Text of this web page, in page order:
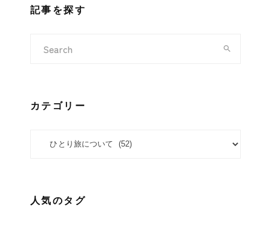
記事を探す
カテゴリー
人気のタグ